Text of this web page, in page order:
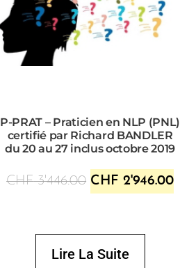
P-PRAT – Praticien en NLP (PNL)
certifié par Richard BANDLER
du 20 au 27 inclus octobre 2019
CHF3'446.00 CHF 2'946.00
Lire La Suite